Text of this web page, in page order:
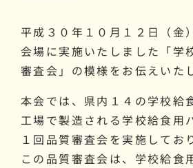
平成３０年１０月１２日（金
会場に実施いたしました「学
審査会」の模様をお伝えいた
本会では、県内１４の学校給
工場で製造される学校給食用
１回品質審査会を実施してお
この品質審査会は、学校給食